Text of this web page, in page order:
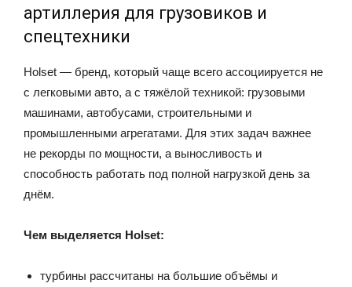
артиллерия для грузовиков и
спецтехники
Holset — бренд, который чаще всего ассоциируется не
с легковыми авто, а с тяжёлой техникой: грузовыми
машинами, автобусами, строительными и
промышленными агрегатами. Для этих задач важнее
не рекорды по мощности, а выносливость и
способность работать под полной нагрузкой день за
днём.
Чем выделяется Holset:
турбины рассчитаны на большие объёмы и